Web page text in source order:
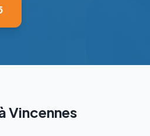
Vincennes